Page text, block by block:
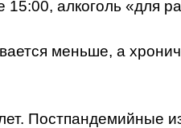
алкоголь «для
меньше, а
Постпандемийные